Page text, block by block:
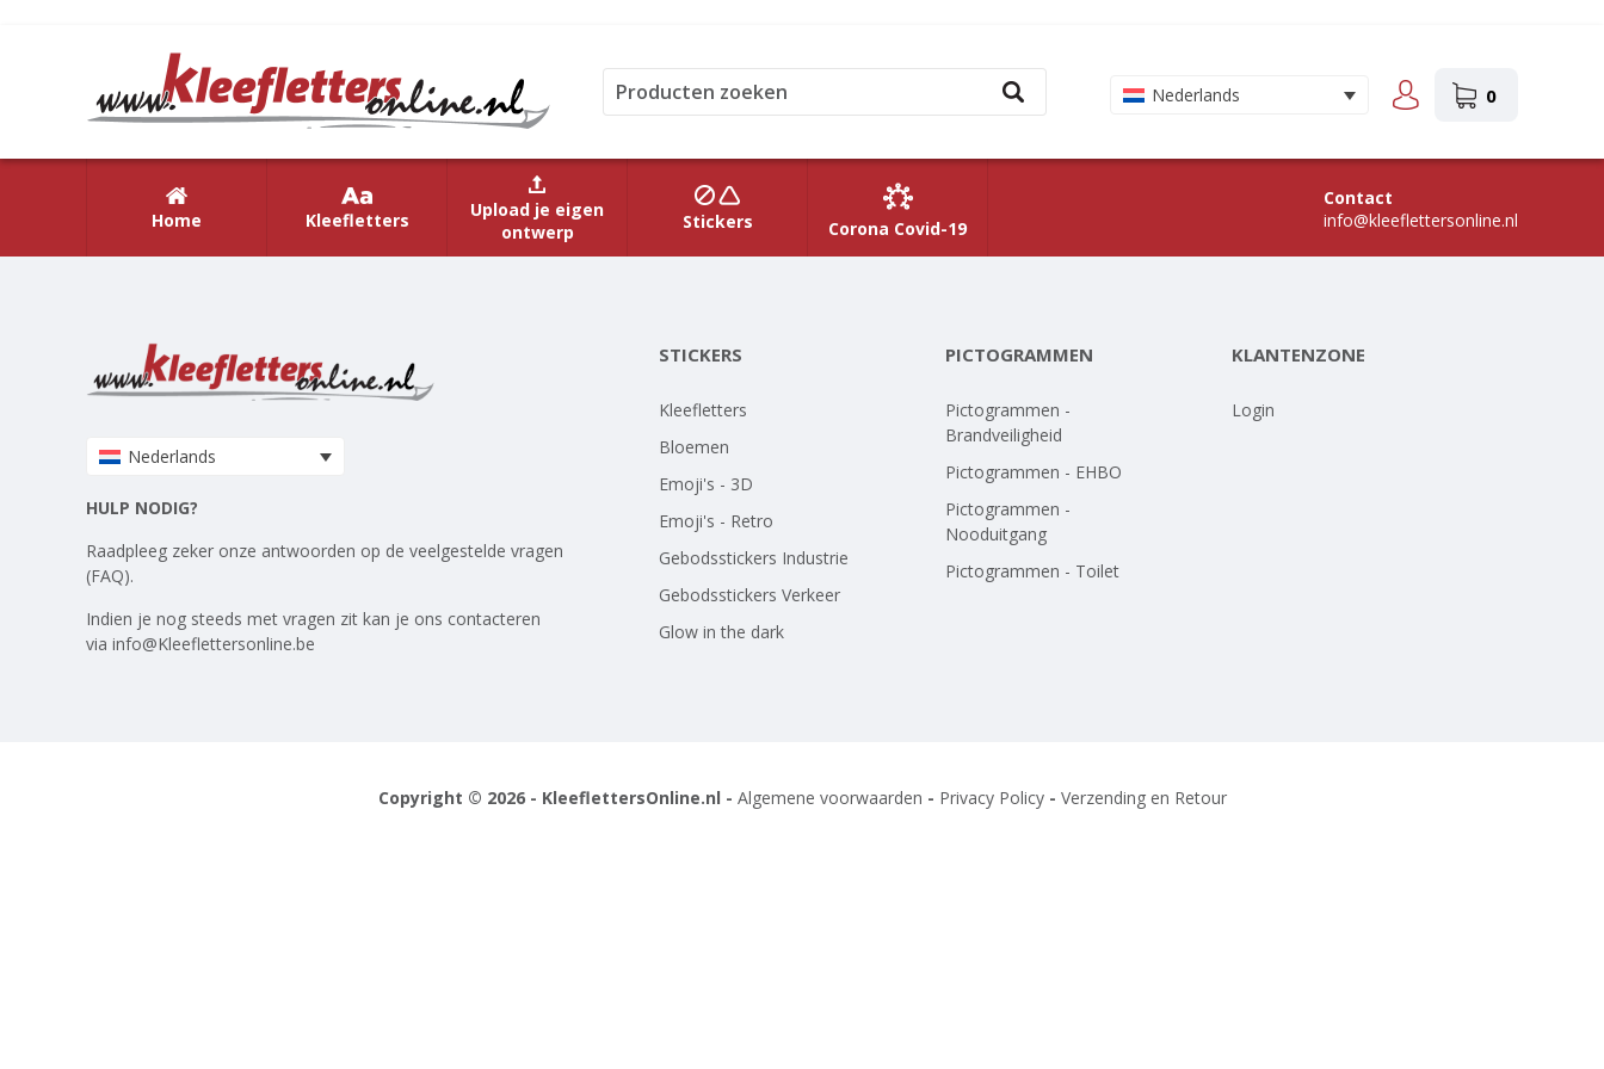
Nederlands 0
Home Kleefletters
Upload je eigen
ontwerp
Stickers Corona Covid-19
Contact
info@kleeflettersonline.nl
Nederlands
HULP NODIG?
Raadpleeg zeker onze antwoorden op de veelgestelde vragen
(FAQ).
Indien je nog steeds met vragen zit kan je ons contacteren
via info@Kleeflettersonline.be
STICKERS
Kleefletters
Bloemen
Emoji's - 3D
Emoji's - Retro
Gebodsstickers Industrie
Gebodsstickers Verkeer
Glow in the dark
PICTOGRAMMEN
Pictogrammen -
Brandveiligheid
Pictogrammen - EHBO
Pictogrammen -
Nooduitgang
Pictogrammen - Toilet
KLANTENZONE
Login
Copyright © 2026 - KleeflettersOnline.nl - Algemene voorwaarden - Privacy Policy- Verzending en Retour